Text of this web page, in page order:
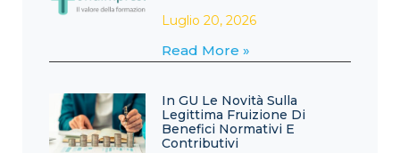
Luglio 20, 2026
Read More »
In GU Le Novità Sulla
Legittima Fruizione Di
Benefici Normativi E
Contributivi